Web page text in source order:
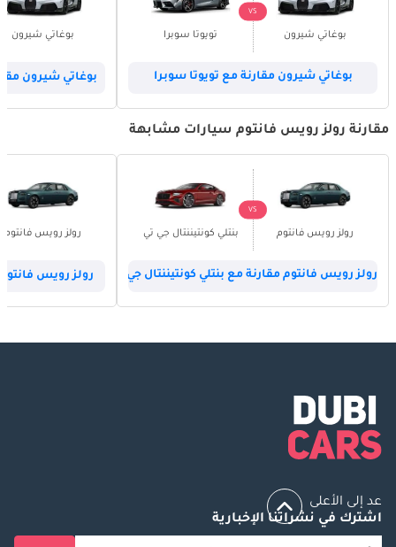
بوغاتي شيرون
VS
تويوتا سوبرا
بوغاتي شيرون مقارنة مع تويوتا سوبرا
بوغاتي شيرون
بوغاتي شيرون
مقارنة رولز رويس فانتوم سيارات مشابهة
رولز رويس فانتوم
VS
بنتلي كونتيننتال جي تي
رولز رويس فانتوم مقارنة مع بنتلي كونتيننتال جي تي
رولز رويس فانتوم
رولز رويس
عد إلى الأعلى
اشترك في نشراتنا الإخبارية